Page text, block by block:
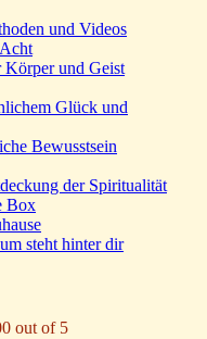
und Videos
und Geist
Glück und
Bewusstsein
der Spiritualität
Box
steht hinter dir